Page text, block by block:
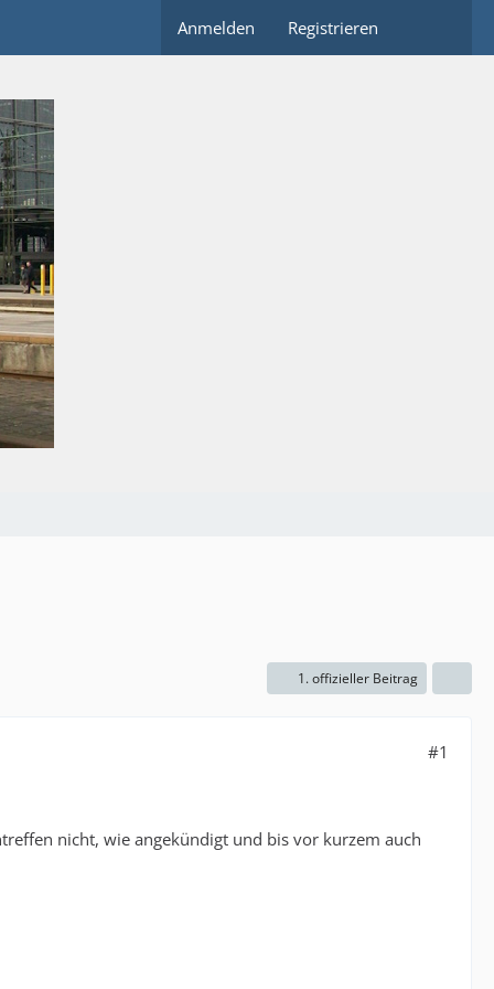
Anmelden Registrieren
1. offizieller Beitrag
#1
nicht, wie angekündigt und bis vor kurzem auch